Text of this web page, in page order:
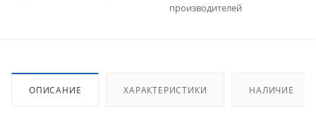
производителей
ОПИСАНИЕ ХАРАКТЕРИСТИКИ НАЛИЧИЕ